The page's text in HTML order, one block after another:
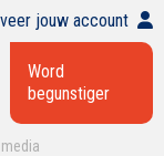
jouw account
Word
begunstiger